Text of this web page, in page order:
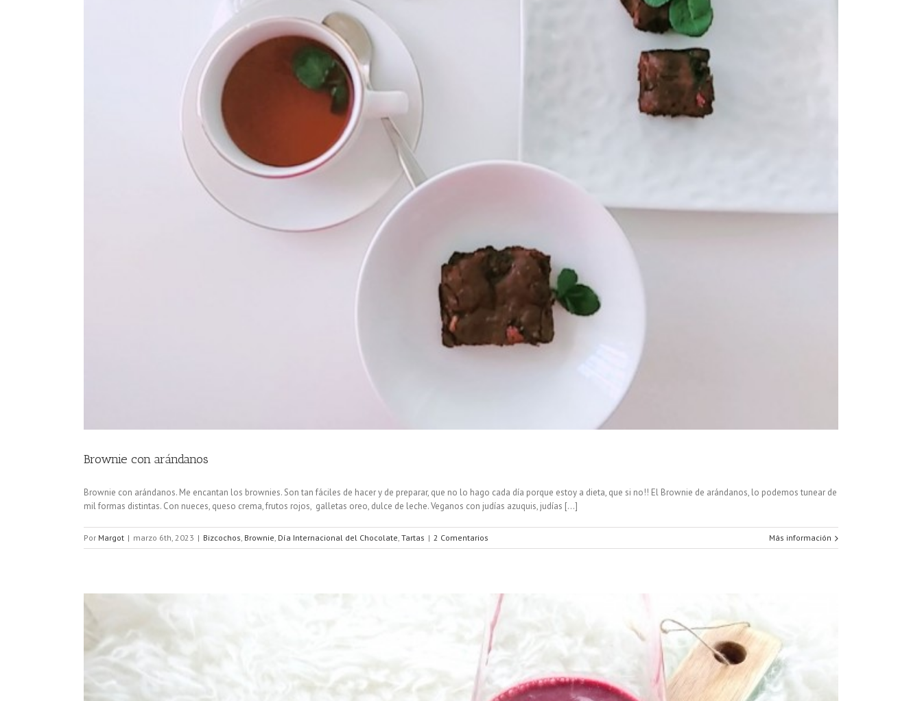
Brownie con arándanos
Brownie con arándanos. Me encantan los brownies. Son tan fáciles de hacer y de preparar, que no lo hago cada día porque estoy a dieta, que si no!! El Brownie de arándanos, lo podemos tunear de
mil formas distintas. Con nueces, queso crema, frutos rojos, galletas oreo, dulce de leche. Veganos con judías azuquis, judías [...]
Por Margot | marzo 6th, 2023 | Bizcochos, Brownie, Día Internacional del Chocolate, Tartas | 2 Comentarios Más información